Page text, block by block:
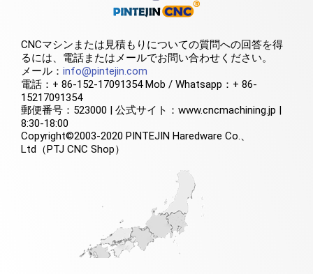
CNCマシンまたは見積もりについての質問への回答を得
るには、電話またはメールでお問い合わせください。
メール： info@pintejin.com
電話：+ 86-152-17091354 Mob / Whatsapp：+ 86-
15217091354
郵便番号：523000 | 公式サイト：www.cncmachining.jp |
8:30-18:00
Copyright©2003-2020 PINTEJIN Haredware Co.、
Ltd（PTJ CNC Shop）